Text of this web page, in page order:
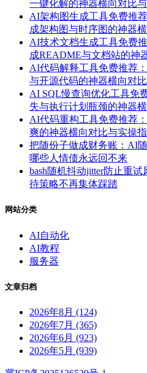
一键化解的神器横向对比
AI架构图生成工具免费推
成架构图与时序图的神器
AI技术文档生成工具免费
成README与文档站的神
AI代码解释工具免费推荐
与开源代码的神器横向对
AI SQL慢查询优化工具免
失与执行计划瓶颈的神器
AI代码重构工具免费推荐
爽的神器横向对比与实操
把随份子做成财务账：AI
哪些人情债永远回不来
bash随机抖动jitter防止重
待策略不再集体踩踏
网站分类
AI自动化
AI教程
服务器
文章归档
2026年8月 (124)
2026年7月 (365)
2026年6月 (923)
2026年5月 (939)